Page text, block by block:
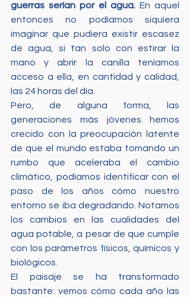
guerras serían por el agua. En aquel
entonces no podíamos siquiera
imaginar que pudiera existir escasez
de agua, si tan solo con estirar la
mano y abrir la canilla teníamos
acceso a ella, en cantidad y calidad,
las 24 horas del día.
Pero, de alguna forma, las
generaciones más jóvenes hemos
crecido con la preocupación latente
de que el mundo estaba tomando un
rumbo que aceleraba el cambio
climático, podíamos identificar con el
paso de los años cómo nuestro
entorno se iba degradando. Notamos
los cambios en las cualidades del
agua potable, a pesar de que cumple
con los parámetros físicos, químicos y
biológicos.
El paisaje se ha transformado
bastante: vemos cómo cada año las